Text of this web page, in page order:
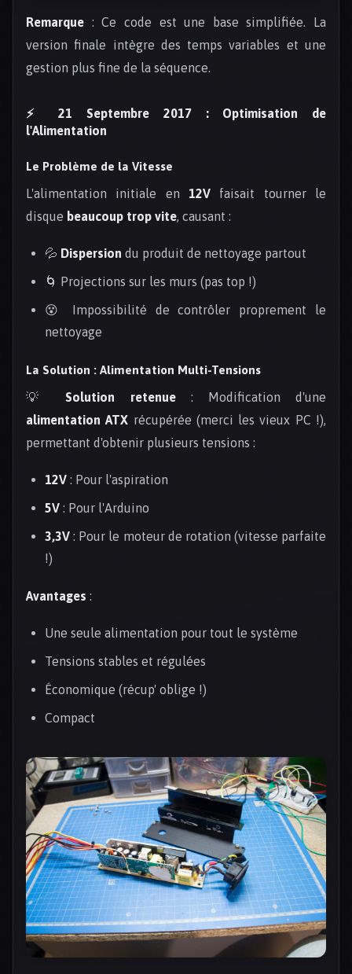
Remarque : Ce code est une base simplifiée. La
version finale intègre des temps variables et une
gestion plus fine de la séquence.
⚡ 21 Septembre 2017 : Optimisation de
l'Alimentation
Le Problème de la Vitesse
L'alimentation initiale en 12V faisait tourner le
disque beaucoup trop vite, causant :
💦 Dispersion du produit de nettoyage partout
🌀 Projections sur les murs (pas top !)
😵 Impossibilité de contrôler proprement le
nettoyage
La Solution : Alimentation Multi-Tensions
💡Solution retenue: Modification d'une
alimentation ATX récupérée (merci les vieux PC !),
permettant d'obtenir plusieurs tensions :
12V : Pour l'aspiration
5V : Pour l'Arduino
3,3V : Pour le moteur de rotation (vitesse parfaite
!)
Avantages :
Une seule alimentation pour tout le système
Tensions stables et régulées
Économique (récup' oblige !)
Compact